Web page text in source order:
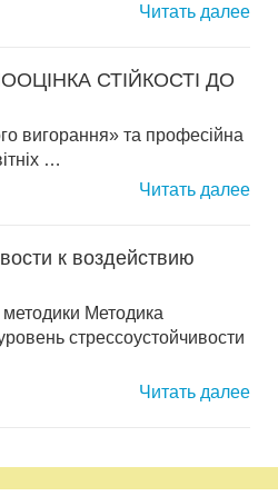
Читать далее
СТІЙКОСТІ ДО
вигорання» та професійна
…
Читать далее
к воздействию
Методика
стрессоустойчивости
Читать далее